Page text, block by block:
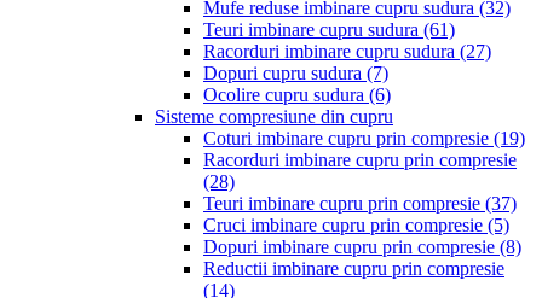
Mufe reduse imbinare cupru sudura (32)
Teuri imbinare cupru sudura (61)
Racorduri imbinare cupru sudura (27)
Dopuri cupru sudura (7)
Ocolire cupru sudura (6)
Sisteme compresiune din cupru
Coturi imbinare cupru prin compresie (19)
Racorduri imbinare cupru prin compresie
(28)
Teuri imbinare cupru prin compresie (37)
Cruci imbinare cupru prin compresie (5)
Dopuri imbinare cupru prin compresie (8)
Reductii imbinare cupru prin compresie
(14)